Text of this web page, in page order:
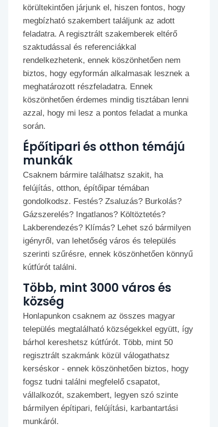
körültekintően járjunk el, hiszen fontos, hogy
megbízható szakembert találjunk az adott
feladatra. A regisztrált szakemberek eltérő
szaktudással és referenciákkal
rendelkezhetenk, ennek köszönhetően nem
biztos, hogy egyformán alkalmasak lesznek a
meghatározott részfeladatra. Ennek
köszönhetően érdemes mindig tisztában lenni
azzal, hogy mi lesz a pontos feladat a munka
során.
Épőítipari és otthon témájú
munkák
Csaknem bármire találhatsz szakit, ha
felújítás, otthon, építőipar témában
gondolkodsz. Festés? Zsaluzás? Burkolás?
Gázszerelés? Ingatlanos? Költöztetés?
Lakberendezés? Klímás? Lehet szó bármilyen
igényről, van lehetőség város és település
szerinti szűrésre, ennek köszönhetően könnyű
kútfúrót találni.
Több, mint 3000 város és
község
Honlapunkon csaknem az összes magyar
település megtalálható községekkel együtt, így
bárhol kereshetsz kútfúrót. Több, mint 50
regisztrált szakmánk közül válogathatsz
kerséskor - ennek köszönhetően biztos, hogy
fogsz tudni találni megfelelő csapatot,
vállalkozót, szakembert, legyen szó szinte
bármilyen építipari, felújítási, karbantartási
munkáról.